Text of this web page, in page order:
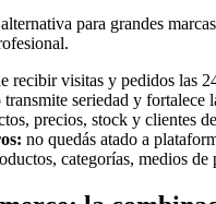
para grandes
recibir visitas y pedidos las
seriedad y fortalece
precios, stock y clientes
no quedás atado a
categorías, medios